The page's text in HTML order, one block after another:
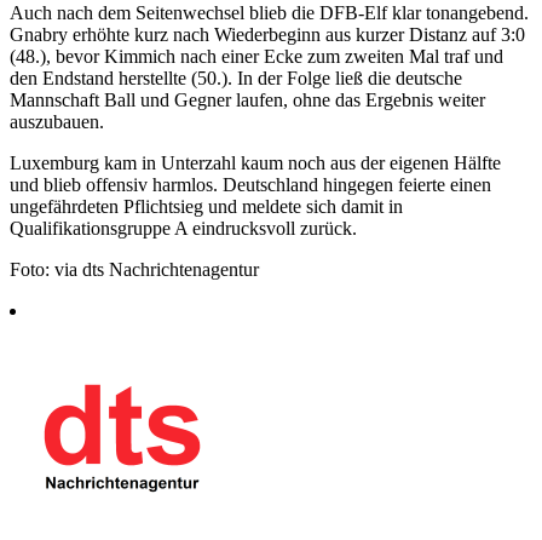
Auch nach dem Seitenwechsel blieb die DFB-Elf klar tonangebend.
Gnabry erhöhte kurz nach Wiederbeginn aus kurzer Distanz auf 3:0
(48.), bevor Kimmich nach einer Ecke zum zweiten Mal traf und
den Endstand herstellte (50.). In der Folge ließ die deutsche
Mannschaft Ball und Gegner laufen, ohne das Ergebnis weiter
auszubauen.
Luxemburg kam in Unterzahl kaum noch aus der eigenen Hälfte
und blieb offensiv harmlos. Deutschland hingegen feierte einen
ungefährdeten Pflichtsieg und meldete sich damit in
Qualifikationsgruppe A eindrucksvoll zurück.
Foto: via dts Nachrichtenagentur